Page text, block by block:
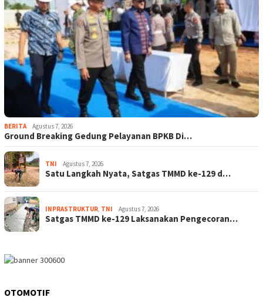
BERITA Agustus 7, 2026
Ground Breaking Gedung Pelayanan BPKB Di…
TNI Agustus 7, 2026
Satu Langkah Nyata, Satgas TMMD ke-129 d…
INPRASTRUKTUR TNI Agustus 7, 2026
Satgas TMMD ke-129 Laksanakan Pengecoran…
OTOMOTIF